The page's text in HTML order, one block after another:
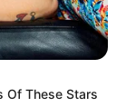
túlzónak és
míg
csak
Of These Stars